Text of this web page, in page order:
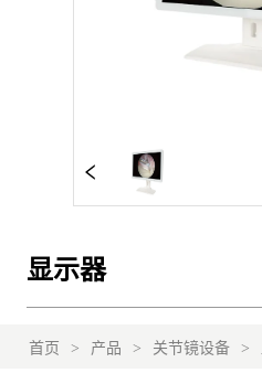
显示器
首页 > 产品 > 关节镜设备 >